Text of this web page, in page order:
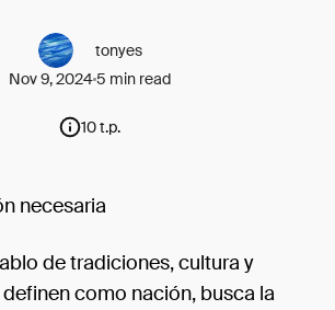
tonyes
Nov 9, 20245 min read
10 t.p.
necesaria
de tradiciones, cultura y
como nación, busca la